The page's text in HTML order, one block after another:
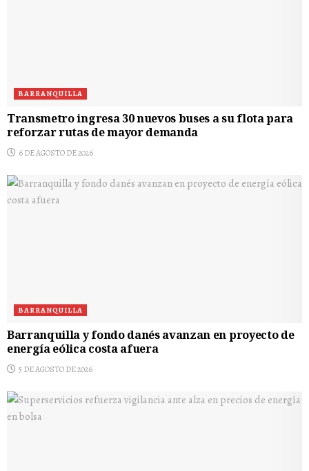
BARRANQUILLA
Transmetro ingresa 30 nuevos buses a su flota para
reforzar rutas de mayor demanda
6 DE AGOSTO DE 2026
BARRANQUILLA
Barranquilla y fondo danés avanzan en proyecto de
energía eólica costa afuera
5 DE AGOSTO DE 2026